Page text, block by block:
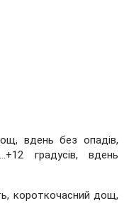
вдень без опадів,
градусів, вдень
короткочасний дощ,